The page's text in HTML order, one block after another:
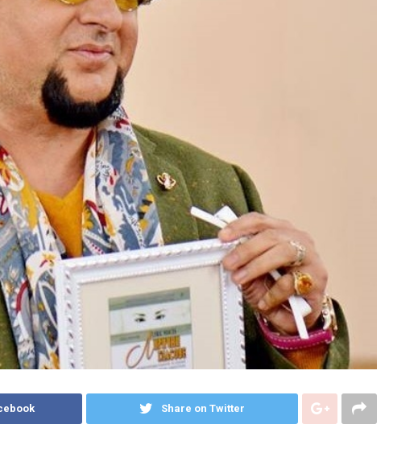
Share on Twitter